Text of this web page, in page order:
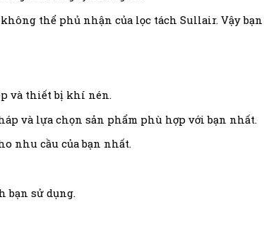
thể phủ nhận của lọc tách Sullair. Vậy
và thiết bị khí nén.
và lựa chọn sản phẩm phù hợp với bạn nhất.
nhu cầu của bạn nhất.
bạn sử dụng.